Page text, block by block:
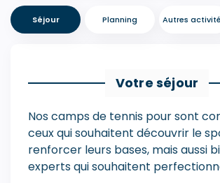
Séjour Planning Autres
Votre séjour
Nos camps de tennis pour sont
ceux qui souhaitent découvrir le
renforcer leurs bases, mais aussi
experts qui souhaitent